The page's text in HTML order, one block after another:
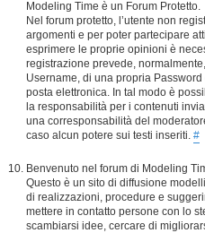
Modeling Time è un Forum Protetto.
Nel forum protetto, l’utente non
argomenti e per poter partecipare
esprimere le proprie opinioni è
registrazione prevede,
Username, di una propria
posta elettronica. In tal modo è
la responsabilità per i contenuti
una corresponsabilità del
caso alcun potere sui testi inseriti. #
Benvenuto nel forum di Modeling
Questo è un sito di diffusione
di realizzazioni, procedure e
mettere in contatto persone con lo
scambiarsi idee, cercare di